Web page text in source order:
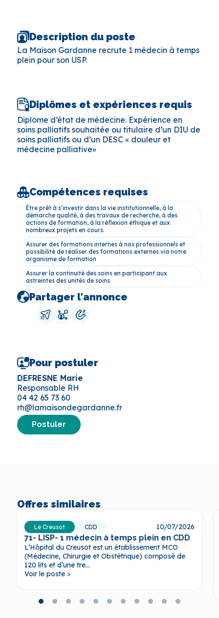
Description du poste
La Maison Gardanne recrute 1 médecin à temps
plein pour son USP.
Compétences requises
Être prêt à s’investir dans la vie institutionnelle, à la
démarche qualité, à des travaux de recherche, à des
actions de formation, à la réflexion éthique et aux
nombreux projets en cours.
Assurer des formations internes à nos professionnels et
possibilité de réaliser des formations externes via notre
organisme de formation
Assurer la continuité des soins en participant aux
astreintes des unités de soins
Partager l'annonce
Diplômes et expériences requis
Diplôme d’état de médecine. Expérience en
soins palliatifs souhaitée ou titulaire d’un DIU de
soins palliatifs ou d’un DESC « douleur et
médecine palliative»
Pour postuler
DEFRESNE Marie
Responsable RH
04 42 65 73 60
rh@lamaisondegardanne.fr
Postuler
Offres similaires
Le Creusot CDD 10/07/2026
71- LISP- 1 médecin à temps plein en CDD
L’Hôpital du Creusot est un établissement MCO
(Médecine, Chirurgie et Obstétrique) composé de
120 lits et d’une tre...
Voir le poste >